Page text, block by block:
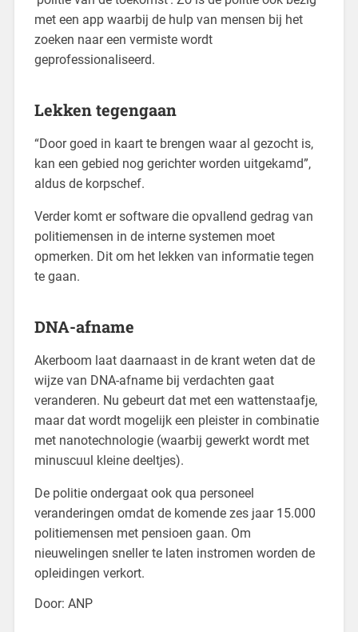
met een app waarbij de hulp van mensen bij het
zoeken naar een vermiste wordt
geprofessionaliseerd.
Lekken tegengaan
“Door goed in kaart te brengen waar al gezocht is,
kan een gebied nog gerichter worden uitgekamd”,
aldus de korpschef.
Verder komt er software die opvallend gedrag van
politiemensen in de interne systemen moet
opmerken. Dit om het lekken van informatie tegen
te gaan.
DNA-afname
Akerboom laat daarnaast in de krant weten dat de
wijze van DNA-afname bij verdachten gaat
veranderen. Nu gebeurt dat met een wattenstaafje,
maar dat wordt mogelijk een pleister in combinatie
met nanotechnologie (waarbij gewerkt wordt met
minuscuul kleine deeltjes).
De politie ondergaat ook qua personeel
veranderingen omdat de komende zes jaar 15.000
politiemensen met pensioen gaan. Om
nieuwelingen sneller te laten instromen worden de
opleidingen verkort.
Door: ANP